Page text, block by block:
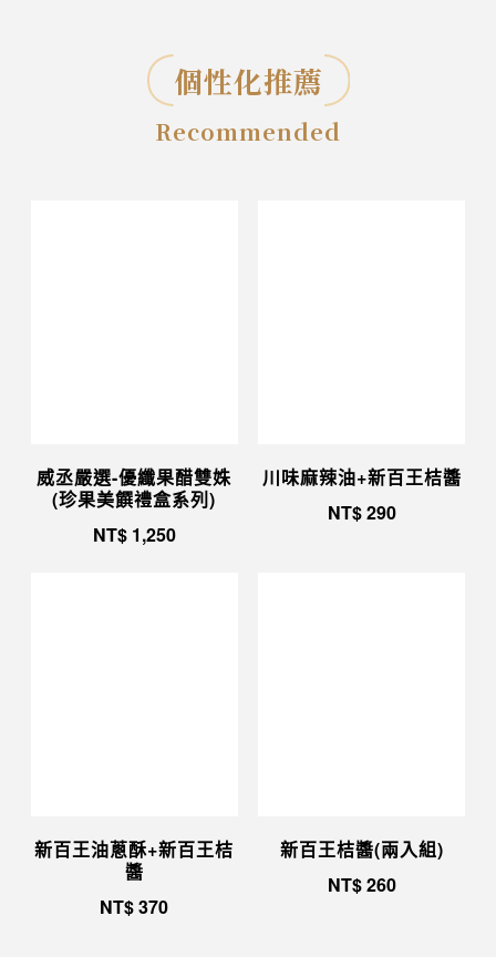
個性化推薦
Recommended
威丞嚴選-優纖果醋雙姝
(珍果美饌禮盒系列)
NT$ 1,250
川味麻辣油+新百王桔醬
NT$290
新百王油蔥酥+新百王桔
醬
NT$370
新百王桔醬(兩入組)
NT$260